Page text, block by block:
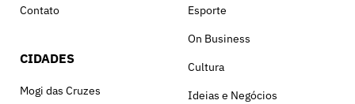
Contato
CIDADES
Mogi das Cruzes
Esporte
On Business
Cultura
Ideias e Negócios